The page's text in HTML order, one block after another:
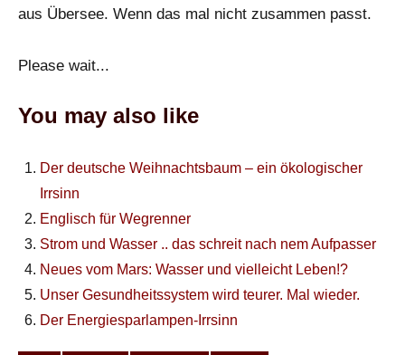
aus Übersee. Wenn das mal nicht zusammen passt.
Please wait...
You may also like
Der deutsche Weihnachtsbaum – ein ökologischer
Irrsinn
Englisch für Wegrenner
Strom und Wasser .. das schreit nach nem Aufpasser
Neues vom Mars: Wasser und vielleicht Leben!?
Unser Gesundheitssystem wird teurer. Mal wieder.
Der Energiesparlampen-Irrsinn